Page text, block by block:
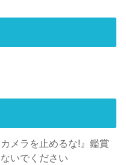
メラを止めるな!』鑑賞
いでください